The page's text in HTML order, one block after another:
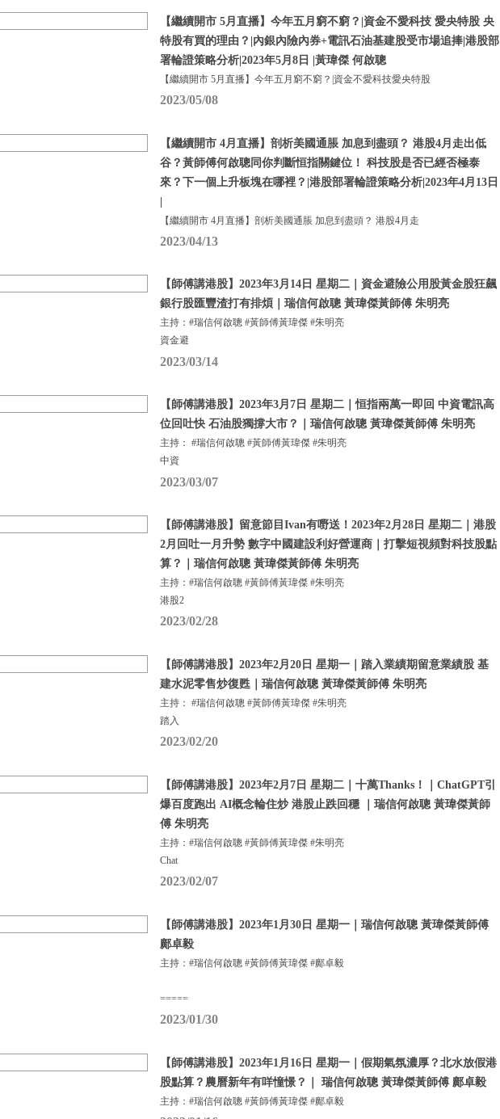
【繼續開市 5月直播】今年五月窮不窮？|資金不愛科技 愛央特股 央
特股有買的理由？|內銀內險內券+電訊石油基建股受市場追捧|港股部
署輪證策略分析|2023年5月8日 |黃瑋傑 何啟聰
【繼續開市 5月直播】今年五月窮不窮？|資金不愛科技愛央特股
2023/05/08
【繼續開市 4月直播】剖析美國通脹 加息到盡頭？ 港股4月走出低
谷？黃師傅何啟聰同你判斷恒指關鍵位！ 科技股是否已經否極泰
來？下一個上升板塊在哪裡？|港股部署輪證策略分析|2023年4月13日
|
【繼續開市 4月直播】剖析美國通脹 加息到盡頭？ 港股4月走
2023/04/13
【師傅講港股】2023年3月14日 星期二｜資金避險公用股黃金股狂飆
銀行股匯豐渣打有排煩｜瑞信何啟聰 黃瑋傑黃師傅 朱明亮
主持：#瑞信何啟聰 #黃師傅黃瑋傑 #朱明亮
資金避
2023/03/14
【師傅講港股】2023年3月7日 星期二｜恒指兩萬一即回 中資電訊高
位回吐快 石油股獨撐大市？｜瑞信何啟聰 黃瑋傑黃師傅 朱明亮
主持： #瑞信何啟聰 #黃師傅黃瑋傑 #朱明亮
中資
2023/03/07
【師傅講港股】留意節目Ivan有嘢送！2023年2月28日 星期二｜港股
2月回吐一月升勢 數字中國建設利好營運商｜打擊短視頻對科技股點
算？｜瑞信何啟聰 黃瑋傑黃師傅 朱明亮
主持：#瑞信何啟聰 #黃師傅黃瑋傑 #朱明亮
港股2
2023/02/28
【師傅講港股】2023年2月20日 星期一｜踏入業績期留意業績股 基
建水泥零售炒復甦｜瑞信何啟聰 黃瑋傑黃師傅 朱明亮
主持： #瑞信何啟聰 #黃師傅黃瑋傑 #朱明亮
踏入
2023/02/20
【師傅講港股】2023年2月7日 星期二｜十萬Thanks！｜ChatGPT引
爆百度跑出 AI概念輪住炒 港股止跌回穩 ｜瑞信何啟聰 黃瑋傑黃師
傅 朱明亮
主持：#瑞信何啟聰 #黃師傅黃瑋傑 #朱明亮
Chat
2023/02/07
【師傅講港股】2023年1月30日 星期一｜瑞信何啟聰 黃瑋傑黃師傅
鄺卓毅
主持：#瑞信何啟聰 #黃師傅黃瑋傑 #鄺卓毅
=====
2023/01/30
【師傅講港股】2023年1月16日 星期一｜假期氣氛濃厚？北水放假港
股點算？農曆新年有咩憧憬？｜ 瑞信何啟聰 黃瑋傑黃師傅 鄺卓毅
主持：#瑞信何啟聰 #黃師傅黃瑋傑 #鄺卓毅